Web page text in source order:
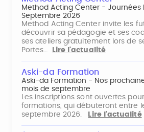
Method Acting Center - Journées
Septembre 2026
Method Acting Center invite les
découvrir sa pédagogie et ses
ses ateliers gratuitement lors de
Portes…
Lire l'actualité
Aski-da Formation
Aski-da Formation - Nos
mois de septembre
Les inscriptions sont ouvertes
formations, qui débuteront entre
septembre 2026.
Lire l'actualité